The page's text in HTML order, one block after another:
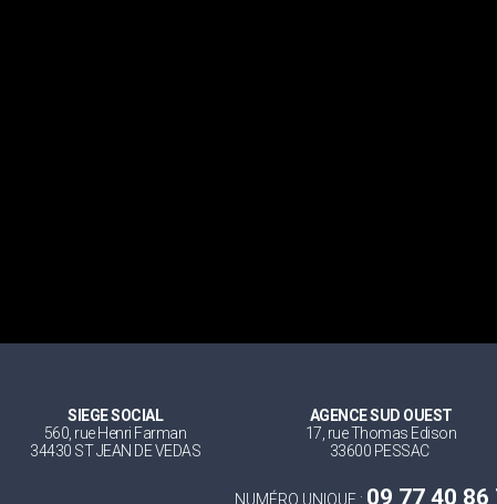
SIEGE SOCIAL
560, rue Henri Farman
34430 ST JEAN DE VEDAS
AGENCE SUD OUEST
17, rue Thomas Edison
33600 PESSAC
NUMÉRO UNIQUE : 09 77 40 86